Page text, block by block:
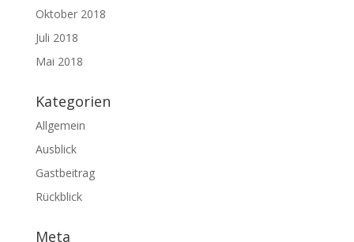
Oktober 2018
Juli 2018
Mai 2018
Kategorien
Allgemein
Ausblick
Gastbeitrag
Rückblick
Meta